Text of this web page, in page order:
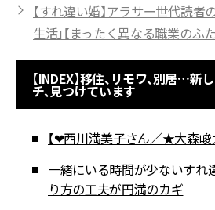
【すれ違い婚】アラサー世代読者
生活」【まったく異なる職業のふ
【INDEX】移住、リモワ、別居…
チ、見つけています
【❤︎西川満美子さん／★大森峻
一緒にいる時間が少ないすれ
り方の工夫が円満のカギ